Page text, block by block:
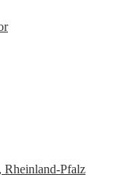
Rheinland-Pfalz